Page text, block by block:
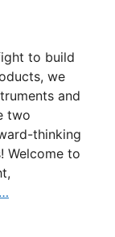
to build
we
and
two
thinking
Welcome to